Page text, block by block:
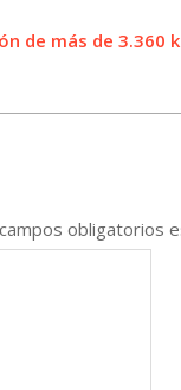
de más de
obligatorios